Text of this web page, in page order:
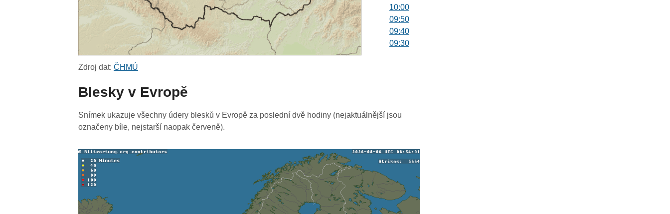
10:00
09:50
09:40
09:30
08:30
08:00
07:50
Zdroj dat:ČHMÚ
Blesky v Evropě
Snímek ukazuje všechny údery blesků v Evropě za poslední dvě hodiny (nejaktuálnější jsou
označeny bíle, nejstarší naopak červeně).